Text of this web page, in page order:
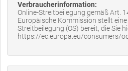
Verbraucherinformation:
Online-Streitbeilegung gemäß Art.
Europäische Kommission stellt
Streitbeilegung (OS) bereit, die Sie
https://ec.europa.eu/consumers/